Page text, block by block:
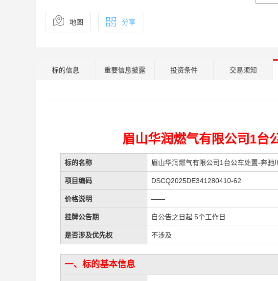
地图 分享
标的信息 重要信息披露 投资条件 交易须知
眉山华润燃气有限公司1台
标的名称 眉山华润燃气有限公司1台公车处置-奔驰
项目编码 DSCQ2025DE341280410-62
价格说明 ——
挂牌公告期 自公告之日起 5个工作日
是否涉及优先权 不涉及
一、标的基本信息